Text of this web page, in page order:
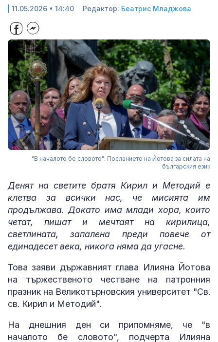
11.05.2026 • 14:40 Редактор: Беатрис Младжова
"В началото бе словото": Посланието на Йотова за силата на
българския език
Денят на светите братя Кирил и Методий е
клетва за всички нас, че мисията им
продължава. Докато има млади хора, които
четат, пишат и мечтаят на кирилица,
светлината, запалена преди повече от
единадесет века, никога няма да угасне.
Това заяви държавният глава Илияна Йотова
на тържественото честване на патронния
празник на Великотърновския университет "Св.
св. Кирил и Методий".
На днешния ден си припомняме, че "в
началото бе словото", подчерта Илияна